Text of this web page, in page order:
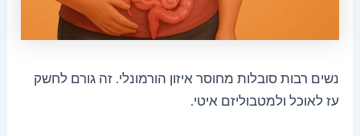
נשים רבות סובלות מחוסר איזון הורמונלי. זה גורם לחשק
עז לאוכל ולמטבוליזם איטי.